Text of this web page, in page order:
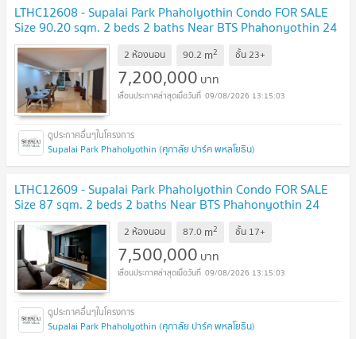
LTHC12608 - Supalai Park Phaholyothin Condo FOR SALE
Size 90.20 sqm. 2 beds 2 baths Near BTS Phahonyothin 24
Station ONLY 7.2 MB
2 ห้องนอน 90.2 m2 ชั้น23+
7,200,000 บาท
09/08/2026 13:15:03
Supalai Park Phaholyothin (ศุภาลัย ปาร์ค พหลโยธิน)
LTHC12609 - Supalai Park Phaholyothin Condo FOR SALE
Size 87 sqm. 2 beds 2 baths Near BTS Phahonyothin 24
Station ONLY 7.5 MB
2 ห้องนอน 87.0 m2 ชั้น 17+
7,500,000 บาท
09/08/2026 13:15:03
Supalai Park Phaholyothin (ศุภาลัย ปาร์ค พหลโยธิน)